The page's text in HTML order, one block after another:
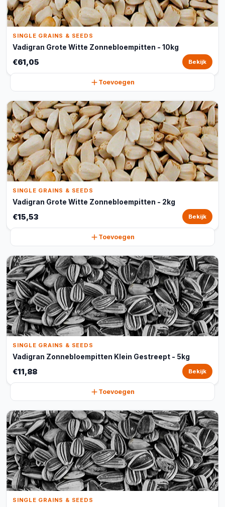
SINGLE GRAINS & SEEDS
Vadigran Grote Witte Zonnebloempitten - 10kg
€61,05 Bekijk
Toevoegen
SINGLE GRAINS & SEEDS
Vadigran Grote Witte Zonnebloempitten - 2kg
€15,53 Bekijk
Toevoegen
SINGLE GRAINS & SEEDS
Vadigran Zonnebloempitten Klein Gestreept - 5kg
€11,88 Bekijk
Toevoegen
SINGLE GRAINS & SEEDS